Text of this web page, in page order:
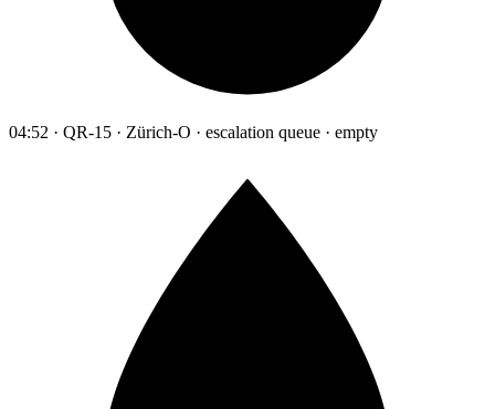
04:52 · QR-15 · Zürich-O · escalation queue · empty